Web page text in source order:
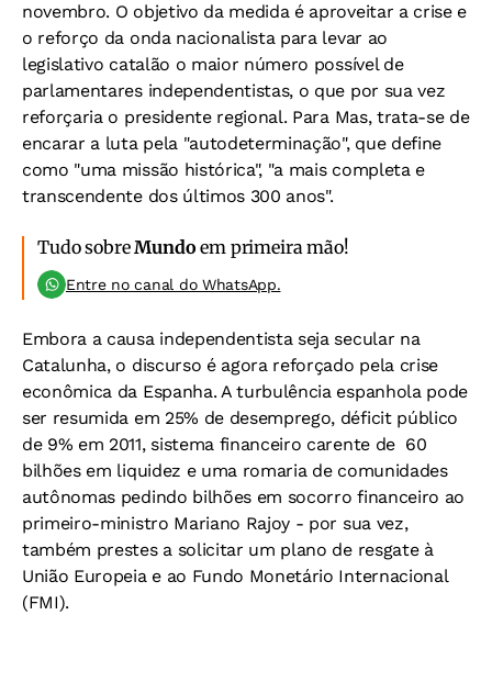
novembro. O objetivo da medida é aproveitar a crise e
o reforço da onda nacionalista para levar ao
legislativo catalão o maior número possível de
parlamentares independentistas, o que por sua vez
reforçaria o presidente regional. Para Mas, trata-se de
encarar a luta pela "autodeterminação", que define
como "uma missão histórica", "a mais completa e
transcendente dos últimos 300 anos".
Tudo sobreMundo em primeira mão!
Entre no canal do WhatsApp.
Embora a causa independentista seja secular na
Catalunha, o discurso é agora reforçado pela crise
econômica da Espanha. A turbulência espanhola pode
ser resumida em 25% de desemprego, déficit público
de 9% em 2011, sistema financeiro carente de  60
bilhões em liquidez e uma romaria de comunidades
autônomas pedindo bilhões em socorro financeiro ao
primeiro-ministro Mariano Rajoy - por sua vez,
também prestes a solicitar um plano de resgate à
União Europeia e ao Fundo Monetário Internacional
(FMI).